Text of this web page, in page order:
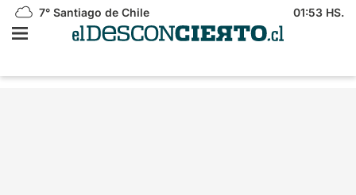
7° Santiago de Chile 01:53 HS.